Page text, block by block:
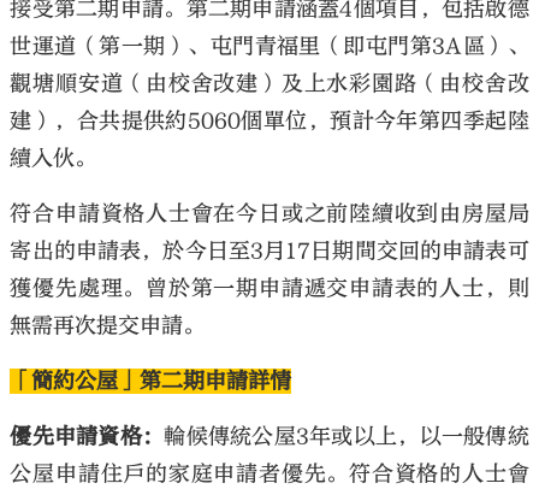
接受第二期申請。第二期申請涵蓋4個項目，包括啟德
世運道（第一期）、屯門青福里（即屯門第3A區）、
觀塘順安道（由校舍改建）及上水彩園路（由校舍改
建），合共提供約5060個單位，預計今年第四季起陸
續入伙。
符合申請資格人士會在今日或之前陸續收到由房屋局
寄出的申請表，於今日至3月17日期間交回的申請表可
獲優先處理。曾於第一期申請遞交申請表的人士，則
無需再次提交申請。
「簡約公屋」第二期申請詳情
優先申請資格：輪候傳統公屋3年或以上，以一般傳統
公屋申請住戶的家庭申請者優先。符合資格的人士會